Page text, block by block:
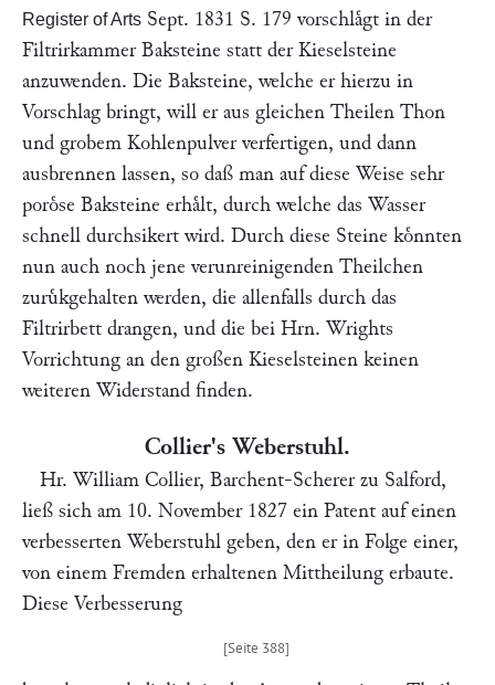
Register of Arts Sept. 1831 S. 179 vorschlaͤgt in der
Filtrirkammer Baksteine statt der Kieselsteine
anzuwenden. Die Baksteine, welche er hierzu in
Vorschlag bringt, will er aus gleichen Theilen Thon
und grobem Kohlenpulver verfertigen, und dann
ausbrennen lassen, so daß man auf diese Weise sehr
poroͤse Baksteine erhaͤlt, durch welche das Wasser
schnell durchsikert wird. Durch diese Steine koͤnnten
nun auch noch jene verunreinigenden Theilchen
zuruͤkgehalten werden, die allenfalls durch das
Filtrirbett drangen, und die bei Hrn. Wrights
Vorrichtung an den großen Kieselsteinen keinen
weiteren Widerstand finden.
Collier's Weberstuhl.
Hr. William Collier, Barchent-Scherer zu Salford,
ließ sich am 10. November 1827 ein Patent auf einen
verbesserten Weberstuhl geben, den er in Folge einer,
von einem Fremden erhaltenen Mittheilung erbaute.
Diese Verbesserung